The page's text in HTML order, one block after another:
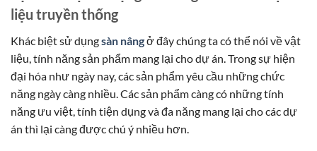
liệu truyền thống
Khác biệt sử dụngsàn nângở đây chúng ta có thể nói về vật
liệu, tính năng sản phẩm mang lại cho dự án. Trong sự hiện
đại hóa như ngày nay, các sản phẩm yêu cầu những chức
năng ngày càng nhiều. Các sản phẩm càng có những tính
năng ưu việt, tính tiện dụng và đa năng mang lại cho các dự
án thì lại càng được chú ý nhiều hơn.